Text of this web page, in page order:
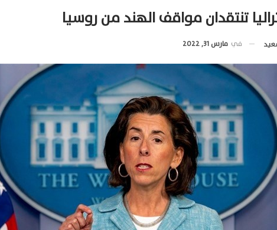
تنتقدان مواقف الهند من روسيا
في مارس 31, 2022